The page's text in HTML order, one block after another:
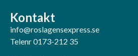
Kontakt
info@roslagensexpress.se
Telenr 0173-212 35